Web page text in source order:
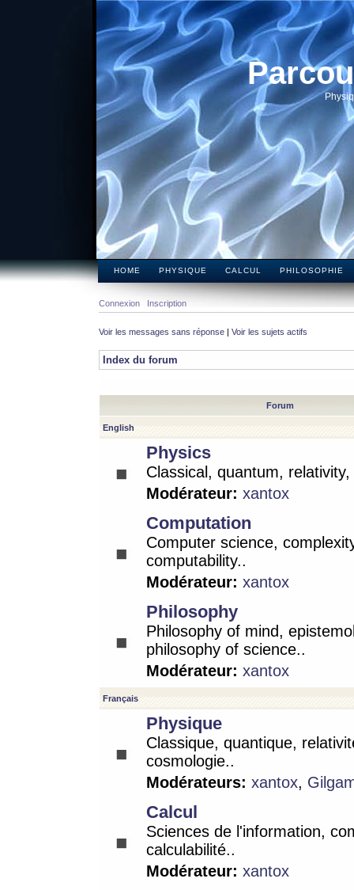
HOME PHYSIQUE CALCUL PHILOSOPHIE
Connexion Inscription
Voir les messages sans réponse | Voir les sujets actifs
Index du forum
Forum
English
Physics
Classical, quantum,
Modérateur: xantox
Computation
Computer science,
computability..
Modérateur: xantox
Philosophy
Philosophy of mind,
philosophy of science..
Modérateur: xantox
Français
Physique
Classique, quantique,
cosmologie..
Modérateurs: xantox,
Calcul
Sciences de l'information,
calculabilité..
Modérateur: xantox